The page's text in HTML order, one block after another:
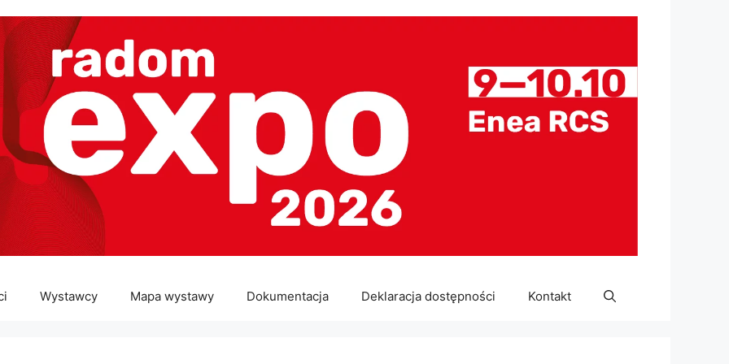
Wystawcy Mapa wystawy Dokumentacja Deklaracja dostępności Kontakt